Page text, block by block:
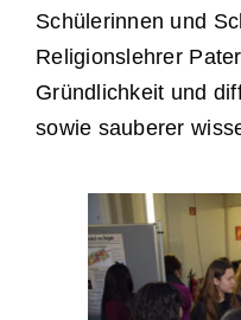
Schülerinnen und
Religionslehrer
Gründlichkeit und
sowie sauberer